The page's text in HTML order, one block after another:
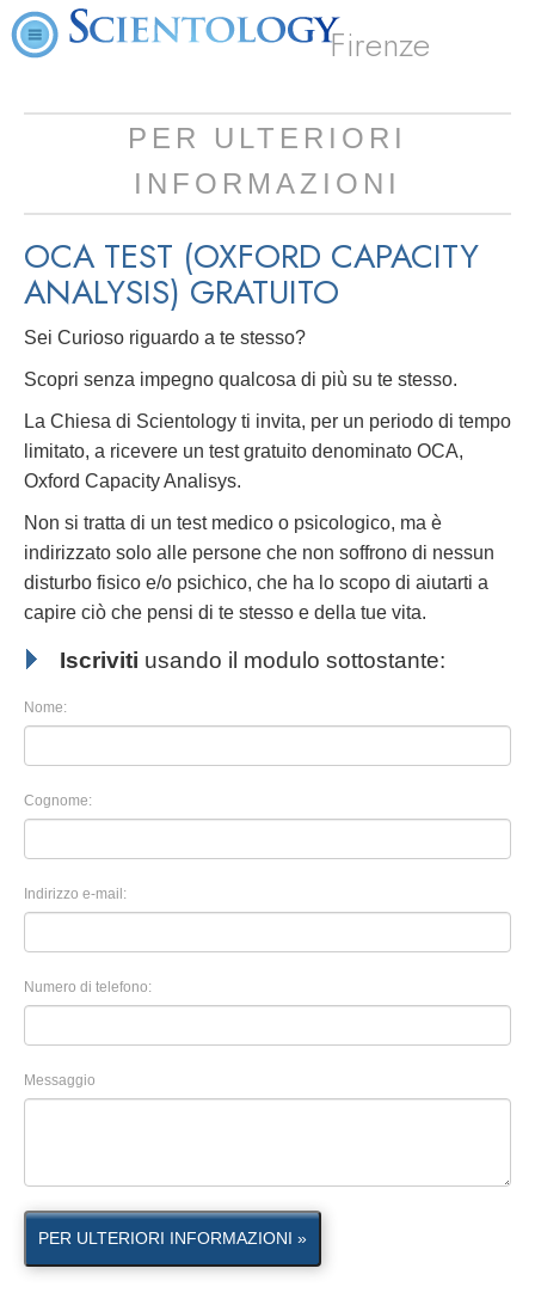
Firenze
PER ULTERIORI
INFORMAZIONI
OCA TEST (OXFORD CAPACITY
ANALYSIS) GRATUITO
Sei Curioso riguardo a te stesso?
Scopri senza impegno qualcosa di più su te stesso.
La Chiesa di Scientology ti invita, per un periodo di tempo
limitato, a ricevere un test gratuito denominato OCA,
Oxford Capacity Analisys.
Non si tratta di un test medico o psicologico, ma è
indirizzato solo alle persone che non soffrono di nessun
disturbo fisico e/o psichico, che ha lo scopo di aiutarti a
capire ciò che pensi di te stesso e della tue vita.
Iscriviti usando il modulo sottostante:
Nome:
Cognome:
Indirizzo e-mail:
Numero di telefono:
Messaggio
PER ULTERIORI INFORMAZIONI »